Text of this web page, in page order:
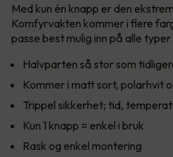
Med kun én knapp er den
Komfyrvakten kommer i flere
passe best mulig inn på alle
Halvparten så stor som
Kommer i matt sort, polarhvit
Trippel sikkerhet; tid,
Kun 1 knapp = enkel i bruk
Rask og enkel montering